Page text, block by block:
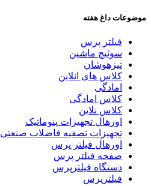
موضوعات داغ هفته
فیلتر پرس
سوئیچ ماشین
تیزهوشان
کلاس های انلاین
امادگی
کلاس امادگی
کلاس نلاین
اورهال تجهیزات پنوماتیک
تجهیزات تصفیه فاضلاب صنعتی
اورهال فیلتر پرس
صفحه فیلتر پرس
دستگاه فیلترپرس
فیلترپرس